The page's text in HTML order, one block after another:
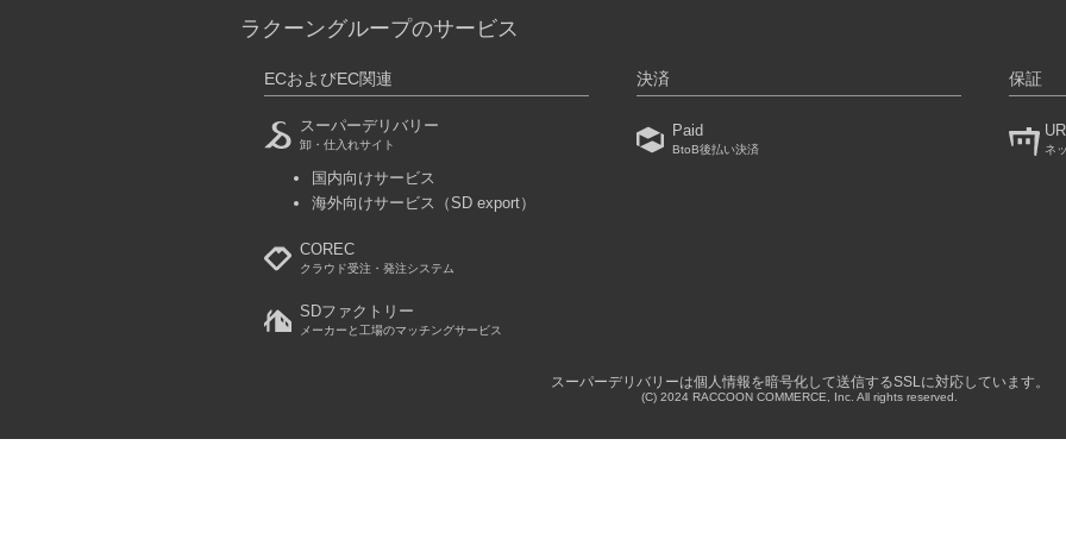
ラクーングループのサービス
ECおよびEC関連
スーパーデリバリー
卸・仕入れサイト
国内向けサービス
海外向けサービス
（SD export）
COREC
クラウド受注・発注システム
SDファクトリー
メーカーと工場のマッチングサービス
決済
Paid
BtoB後払い決済
保証
ネ
スーパーデリバリーは個人情報を暗号化して送信するSSLに対応しています。
(C) 2024 RACCOON COMMERCE, Inc. All rights reserved.